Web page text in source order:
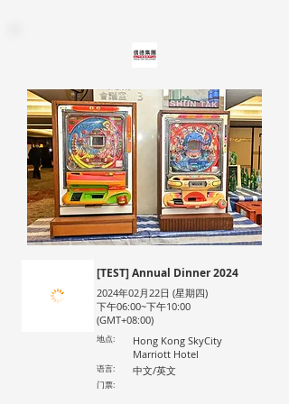
[TEST] Annual Dinner 2024
2024年02月22日 (星期四)
下午06:00~下午10:00
(GMT+08:00)
地点:
Hong Kong SkyCity
Marriott Hotel
语言: 中文/英文
门票: